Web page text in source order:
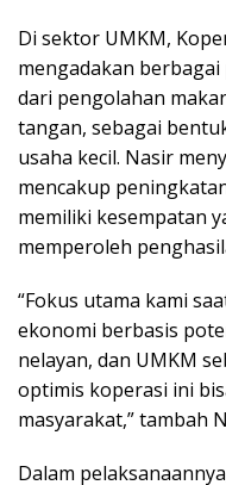
Di sektor UMKM,
mengadakan
dari pengolahan
tangan, sebagai
usaha kecil. Nasir
mencakup
memiliki kesempatan
memperoleh
“Fokus utama kami
ekonomi berbasis
nelayan, dan UMKM
optimis koperasi ini
masyarakat,” tambah
Dalam